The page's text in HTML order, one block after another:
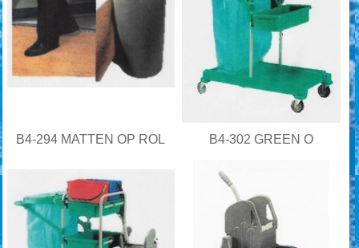
B4-294 MATTEN OP ROL B4-302 GREEN O